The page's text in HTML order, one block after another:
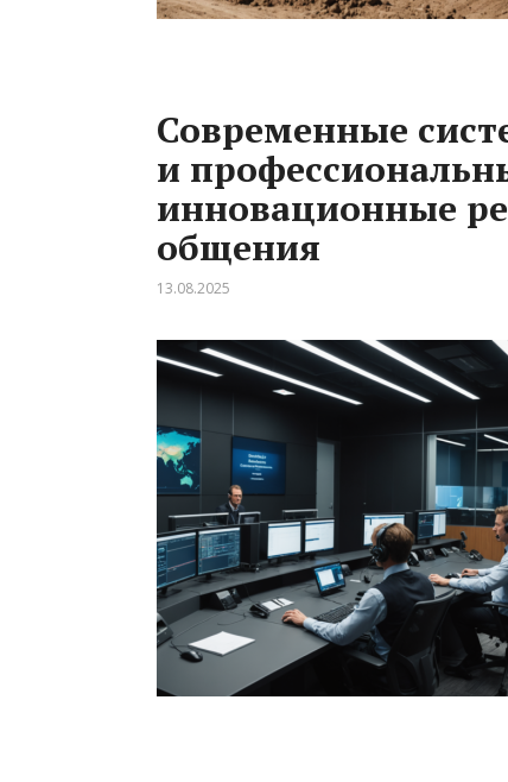
Современные
и
инновационные
общения
13.08.2025